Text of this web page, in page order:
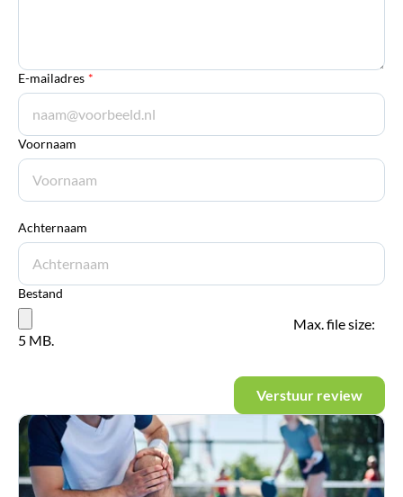
E-mailadres *
Voornaam
Achternaam
Bestand
Max. file size:
5 MB.
Verstuur review